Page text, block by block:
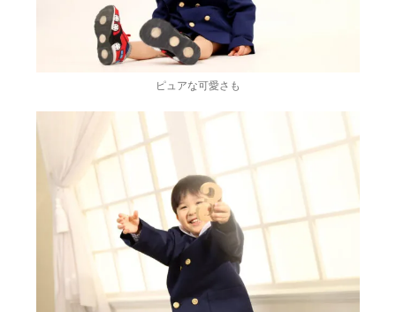
ピュアな可愛さも